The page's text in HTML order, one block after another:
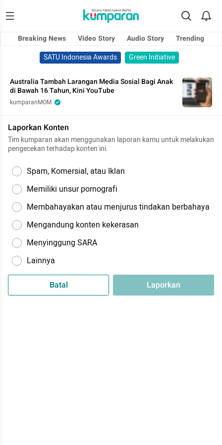
Breaking News Video Story Audio Story
Trending
SATU Indonesia Awards
Green Initiative
Australia Tambah Larangan Media Sosial Bagi Anak
di Bawah 16 Tahun, Kini YouTube
kumparanMOM
Laporkan Konten
Tim kumparan akan menggunakan laporan kamu untuk melakukan
pengecekan terhadap konten ini.
Spam, Komersial, atau Iklan
Memiliki unsur pornografi
Membahayakan atau menjurus tindakan berbahaya
Mengandung konten kekerasan
Menyinggung SARA
Lainnya
Batal Laporkan